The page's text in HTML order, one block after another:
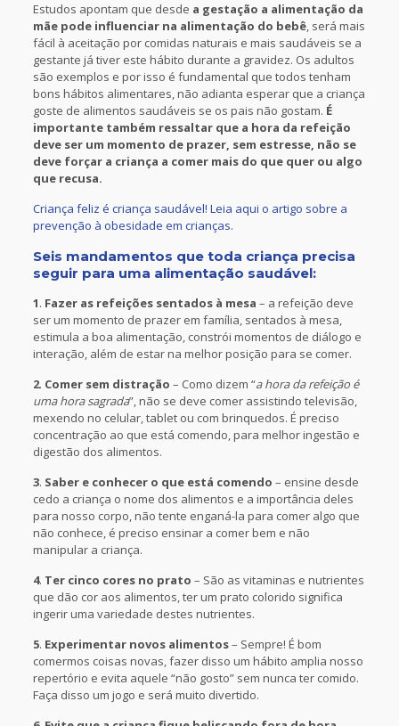
Estudos apontam que desde a gestação a alimentação da
mãe pode influenciar na alimentação do bebê, será mais
fácil à aceitação por comidas naturais e mais saudáveis se a
gestante já tiver este hábito durante a gravidez. Os adultos
são exemplos e por isso é fundamental que todos tenham
bons hábitos alimentares, não adianta esperar que a criança
goste de alimentos saudáveis se os pais não gostam. É
importante também ressaltar que a hora da refeição
deve ser um momento de prazer, sem estresse, não se
deve forçar a criança a comer mais do que quer ou algo
que recusa.
Criança feliz é criança saudável! Leia aqui o artigo sobre a
prevenção à obesidade em crianças.
Seis mandamentos que toda criança precisa
seguir para uma alimentação saudável:
1. Fazer as refeições sentados à mesa – a refeição deve
ser um momento de prazer em família, sentados à mesa,
estimula a boa alimentação, constrói momentos de diálogo e
interação, além de estar na melhor posição para se comer.
2. Comer sem distração – Como dizem “a hora da refeição é
uma hora sagrada”, não se deve comer assistindo televisão,
mexendo no celular, tablet ou com brinquedos. É preciso
concentração ao que está comendo, para melhor ingestão e
digestão dos alimentos.
3. Saber e conhecer o que está comendo – ensine desde
cedo a criança o nome dos alimentos e a importância deles
para nosso corpo, não tente enganá-la para comer algo que
não conhece, é preciso ensinar a comer bem e não
manipular a criança.
4. Ter cinco cores no prato – São as vitaminas e nutrientes
que dão cor aos alimentos, ter um prato colorido significa
ingerir uma variedade destes nutrientes.
5. Experimentar novos alimentos– Sempre! É bom
comermos coisas novas, fazer disso um hábito amplia nosso
repertório e evita aquele “não gosto” sem nunca ter comido.
Faça disso um jogo e será muito divertido.